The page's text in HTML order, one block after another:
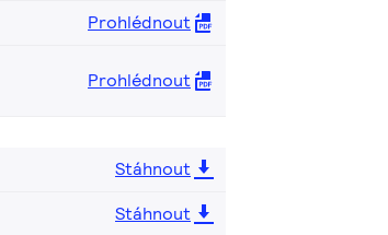
Prohlédnout
Prohlédnout
Stáhnout
Stáhnout